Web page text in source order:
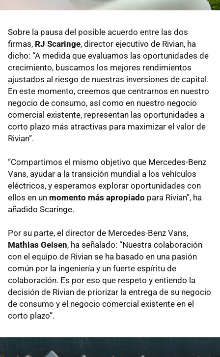
Sobre la pausa del posible acuerdo entre las dos
firmas, RJ Scaringe, director ejecutivo de Rivian, ha
dicho: “A medida que evaluamos las oportunidades de
crecimiento, buscamos los mejores rendimientos
ajustados al riesgo de nuestras inversiones de capital.
En este momento, creemos que centrarnos en nuestro
negocio de consumo, así como en nuestro negocio
comercial existente, representan las oportunidades a
corto plazo más atractivas para maximizar el valor de
Rivian”.
“Compartimos el mismo objetivo que Mercedes-Benz
Vans, ayudar a la transición mundial a los vehículos
eléctricos, y esperamos explorar oportunidades con
ellos en un momento más apropiado para Rivian”, ha
añadido Scaringe.
Por su parte, el director de Mercedes-Benz Vans,
Mathias Geisen, ha señalado: “Nuestra colaboración
con el equipo de Rivian se ha basado en una pasión
común por la ingeniería y un fuerte espíritu de
colaboración. Es por eso que respeto y entiendo la
decisión de Rivian de priorizar la entrega de su negocio
de consumo y el negocio comercial existente en el
corto plazo”.